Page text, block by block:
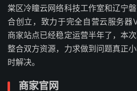
棠区冷瞳云网络科技工作室和辽宁
合创立，致力于完全自营云服务器
商家站点已经稳定运营半年了，本
整合双方资源，力求做到问题真正
时解决。
商家官网